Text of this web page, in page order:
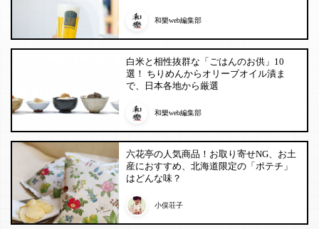
和樂web編集部
白米と相性抜群な「ごはんのお供」10
選！ ちりめんからオリーブオイル漬ま
で、日本各地から厳選
和樂web編集部
六花亭の人気商品！お取り寄せNG、お土
産におすすめ、北海道限定の「ポテチ」
はどんな味？
小俣荘子